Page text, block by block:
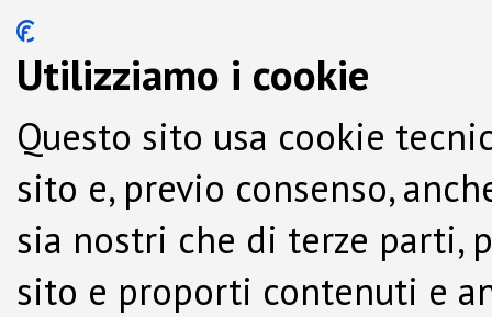
Utilizziamo i cookie
Questo sito usa cookie
sito e, previo consenso,
sia nostri che di terze parti,
sito e proporti contenuti e